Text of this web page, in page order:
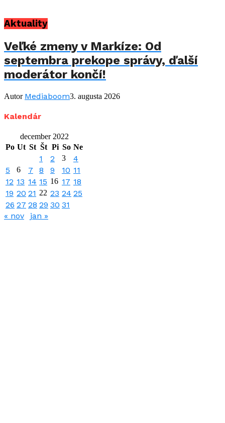
Aktuality
Veľké zmeny v Markíze: Od
septembra prekope správy, ďalší
moderátor končí!
Autor Mediaboom3. augusta 2026
Kalendár
december 2022
Po Ut St Št Pi So Ne
1 2 3
4
5
6 7 8 9 10 11
12 13 14 15 16 17 18
19 20 21 22 23 24 25
26 27 28 29 30 31
« nov
jan »